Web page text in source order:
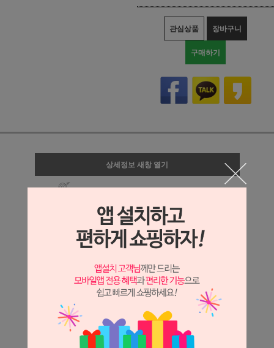
관심상품 장바구니
구매하기
상세정보 새창 열기